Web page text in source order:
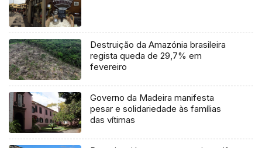
Destruição da Amazónia brasileira
regista queda de 29,7% em
fevereiro
Governo da Madeira manifesta
pesar e solidariedade às famílias
das vítimas